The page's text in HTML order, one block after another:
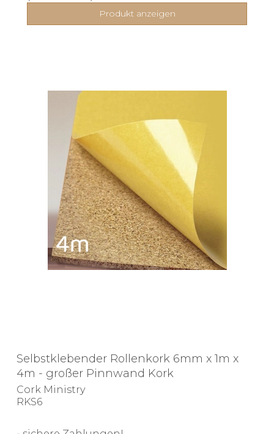
Produkt anzeigen
Selbstklebender Rollenkork 6mm x 1m x
4m - großer Pinnwand Kork
Cork Ministry
RKS6